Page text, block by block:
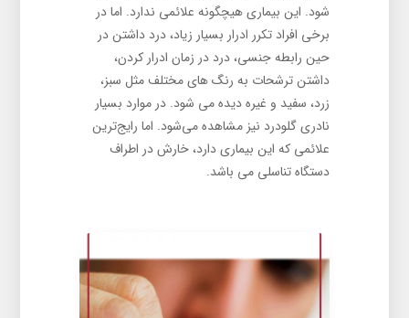
شود. این بیماری هیچگونه علائمی ندارد. اما در
برخی افراد تکرر ادرار بسیار زیاد، درد داشتن در
حین رابطه جنسی، درد در زمان ادرار کردن،
داشتن ترشحات به رنگ های مختلف مثل سبز،
زرد، سفید و غیره دیده می شود. در موارد بسیار
نادری گلودرد نیز مشاهده می‌شود. اما رایج‌ترین
علائمی که این بیماری دارد، خارش در اطراف
دستگاه تناسلی می باشد.